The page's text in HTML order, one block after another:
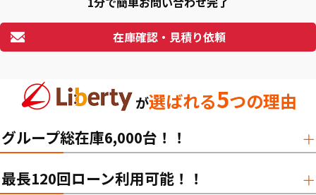
在庫確認・見積り依頼
が選ばれる5つの理由
グループ総在庫6,000台！！
最長120回ローン利用可能！！